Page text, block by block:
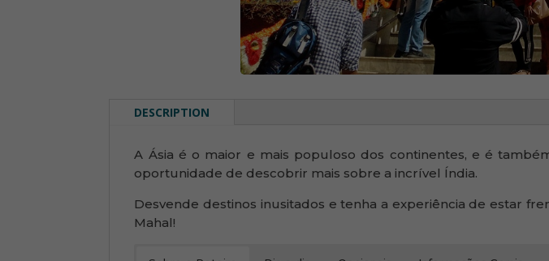
DESCRIPTION
A Ásia é o maior e mais populoso dos continentes, e é
oportunidade de descobrir mais sobre a incrível Índia.
Desvende destinos inusitados e tenha a experiência de estar
Mahal!